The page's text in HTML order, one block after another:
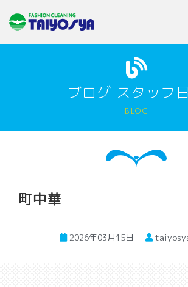
ブログ スタッフ
blog
町中華
2026年03月15日